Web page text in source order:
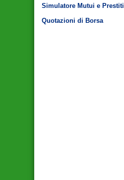
Simulatore Mutui e Prestiti
Quotazioni di Borsa